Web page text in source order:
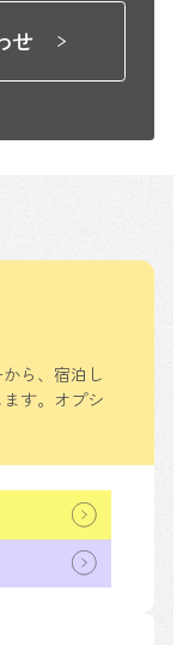
せ
ら、 宿泊し
す。 オプシ